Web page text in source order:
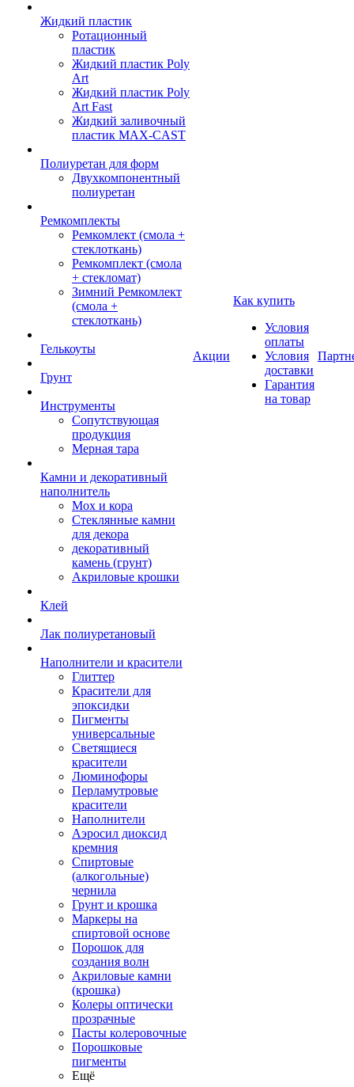
Жидкий пластик
Ротационный
пластик
Жидкий пластик Poly
Art
Жидкий пластик Poly
Art Fast
Жидкий заливочный
пластик MAX-CAST
Полиуретан для форм
Двухкомпонентный
полиуретан
Ремкомплекты
Ремкомлект (смола +
стеклоткань)
Ремкомплект (смола
+ стекломат)
Зимний Ремкомлект
(смола +
стеклоткань)
Гелькоуты
Грунт
Инструменты
Сопутствующая
продукция
Мерная тара
Камни и декоративный
наполнитель
Мох и кора
Стеклянные камни
для декора
декоративный
камень (грунт)
Акриловые крошки
Клей
Лак полиуретановый
Наполнители и красители
Глиттер
Красители для
эпоксидки
Пигменты
универсальные
Светящиеся
красители
Люминофоры
Перламутровые
красители
Наполнители
Аэросил диоксид
кремния
Спиртовые
(алкогольные)
чернила
Грунт и крошка
Маркеры на
спиртовой основе
Порошок для
создания волн
Акриловые камни
(крошка)
Колеры оптически
прозрачные
Пасты колеровочные
Порошковые
пигменты
Ещё
Акции
Как купить
Условия
оплаты
Условия
доставки
Гарантия
на товар